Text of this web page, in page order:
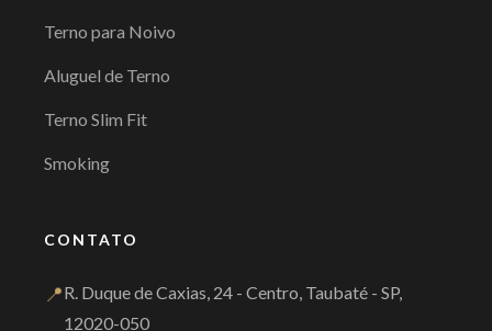
Terno para Noivo
Aluguel de Terno
Terno Slim Fit
Smoking
CONTATO
📍R. Duque de Caxias, 24 - Centro, Taubaté - SP,
12020-050